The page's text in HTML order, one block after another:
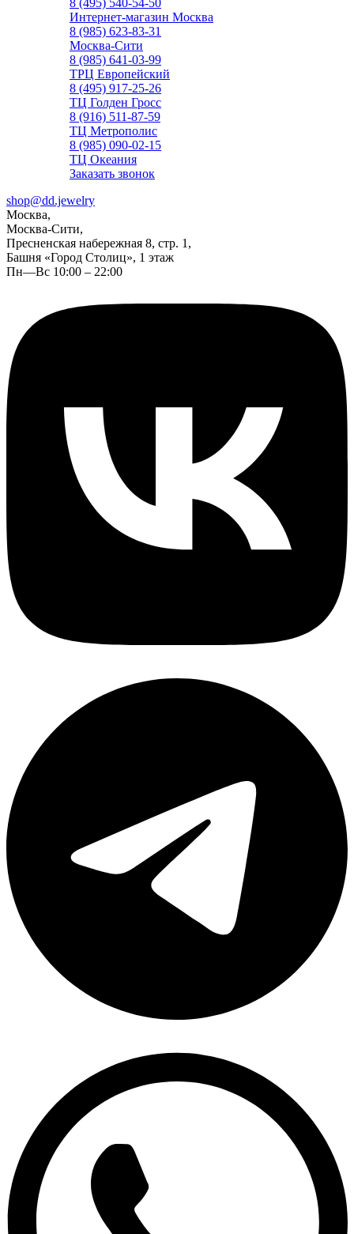
8 (495) 540-54-50
Интернет-магазин Москва
8 (985) 623-83-31
Москва-Сити
8 (985) 641-03-99
ТРЦ Европейский
8 (495) 917-25-26
ТЦ Голден Гросс
8 (916) 511-87-59
ТЦ Метрополис
8 (985) 090-02-15
ТЦ Океания
Заказать звонок
shop@dd.jewelry
Москва,
Москва-Сити,
Пресненская набережная 8, стр. 1,
Башня «Город Столиц», 1 этаж
Пн—Вс 10:00 – 22:00